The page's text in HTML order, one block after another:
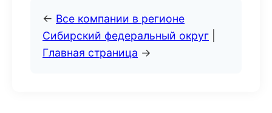
← Все компании в регионе
Сибирский федеральный округ
Главная страница →